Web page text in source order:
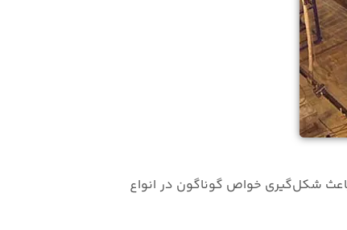
ترکیبی از آهن و کربن است. حضور کربن در مقادیر مختلف (معمولاً بین ۰.۱ تا ۲ درصد) باعث شکل‌گیری خواص گوناگون در انواع